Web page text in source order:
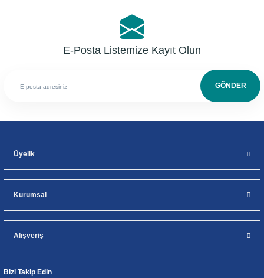
E-Posta Listemize Kayıt Olun
GÖNDER
Üyelik
Kurumsal
Alışveriş
Bizi Takip Edin